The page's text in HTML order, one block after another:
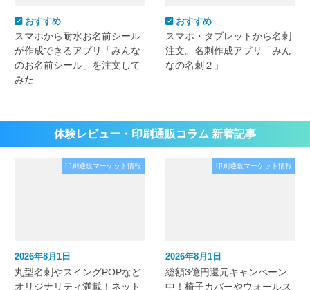
おすすめ
スマホから耐水お名前シール
が作成できるアプリ「みんな
のお名前シール」を注文して
みた
おすすめ
スマホ・タブレットから名刺
注文。名刺作成アプリ「みん
なの名刺２」
体験レビュー・印刷通販コラム 新着記事
印刷通販マーケット情報
2026年8月1日
丸型名刺やスイングPOPなど
オリジナリティ満載！ネット
印刷通販マーケット情報
2026年8月1日
総額3億円還元キャンペーン
中！椅子カバーやウォールス